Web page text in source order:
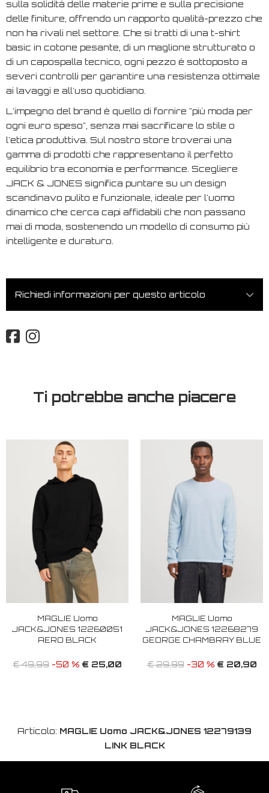
sulla solidità delle materie prime e sulla precisione
delle finiture, offrendo un rapporto qualità-prezzo che
non ha rivali nel settore. Che si tratti di una t-shirt
basic in cotone pesante, di un maglione strutturato o
di un capospalla tecnico, ogni pezzo è sottoposto a
severi controlli per garantire una resistenza ottimale
ai lavaggi e all'uso quotidiano.
L'impegno del brand è quello di fornire "più moda per
ogni euro speso", senza mai sacrificare lo stile o
l'etica produttiva. Sul nostro store troverai una
gamma di prodotti che rappresentano il perfetto
equilibrio tra economia e performance. Scegliere
JACK & JONES significa puntare su un design
scandinavo pulito e funzionale, ideale per l'uomo
dinamico che cerca capi affidabili che non passano
mai di moda, sostenendo un modello di consumo più
intelligente e duraturo.
Richiedi informazioni per questo articolo
Ti potrebbe anche piacere
MAGLIE Uomo
JACK&JONES 12260051
AERO BLACK
€ 49,99 -50 % € 25,00
MAGLIE Uomo
JACK&JONES 12268279
GEORGE CHAMBRAY BLUE
€ 29,99-30 % € 20,90
Articolo: MAGLIE Uomo JACK&JONES 12279139
LINK BLACK